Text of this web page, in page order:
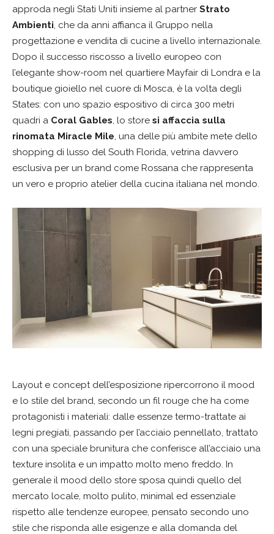
approda negli Stati Uniti insieme al partner Strato
Ambienti, che da anni affianca il Gruppo nella
progettazione e vendita di cucine a livello internazionale.
Dopo il successo riscosso a livello europeo con
l’elegante show-room nel quartiere Mayfair di Londra e la
boutique gioiello nel cuore di Mosca, è la volta degli
States: con uno spazio espositivo di circa 300 metri
quadri a Coral Gables, lo store si affaccia sulla
rinomata Miracle Mile, una delle più ambite mete dello
shopping di lusso del South Florida, vetrina davvero
esclusiva per un brand come Rossana che rappresenta
un vero e proprio atelier della cucina italiana nel mondo.
Layout e concept dell’esposizione ripercorrono il mood
e lo stile del brand, secondo un fil rouge che ha come
protagonisti i materiali: dalle essenze termo-trattate ai
legni pregiati, passando per l’acciaio pennellato, trattato
con una speciale brunitura che conferisce all’acciaio una
texture insolita e un impatto molto meno freddo. In
generale il mood dello store sposa quindi quello del
mercato locale, molto pulito, minimal ed essenziale
rispetto alle tendenze europee, pensato secondo uno
stile che risponda alle esigenze e alla domanda del